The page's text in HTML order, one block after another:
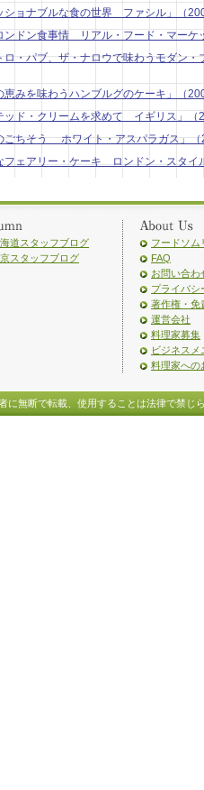
ョナブルな食の世界 ファシル」（
ドン食事情 リアル・フード・マー
・パブ、ザ・ナロウで味わうモダン・
みを味わうハンブルグのケーキ」（
ド・クリームを求めて イギリス」（
ちそう ホワイト・アスパラガス」（
ェアリー・ケーキ ロンドン・スタイ
道スタッフブログ
スタッフブログ
フードソム
FAQ
お問い合わ
プライバシ
著作権・免
運営会社
料理家募集
ビジネスメ
料理家への
に無断で転載、使用することは法律で禁じ